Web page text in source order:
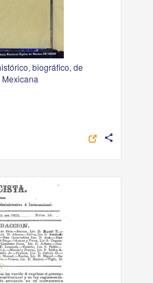
biográfico, de
share